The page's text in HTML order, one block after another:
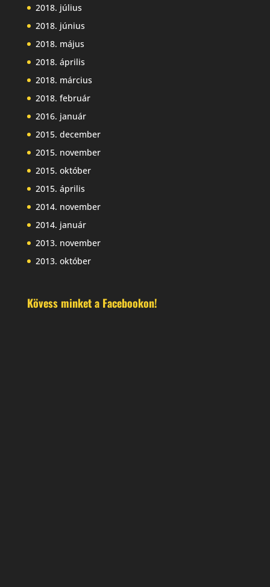
2018. július
2018. június
2018. május
2018. április
2018. március
2018. február
2016. január
2015. december
2015. november
2015. október
2015. április
2014. november
2014. január
2013. november
2013. október
Kövess minket a Facebookon!